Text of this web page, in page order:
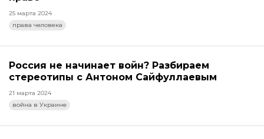
25 марта 2024
права человека
Россия не начинает войн? Разбираем
стереотипы с Антоном Сайфуллаевым
21 марта 2024
война в Украине